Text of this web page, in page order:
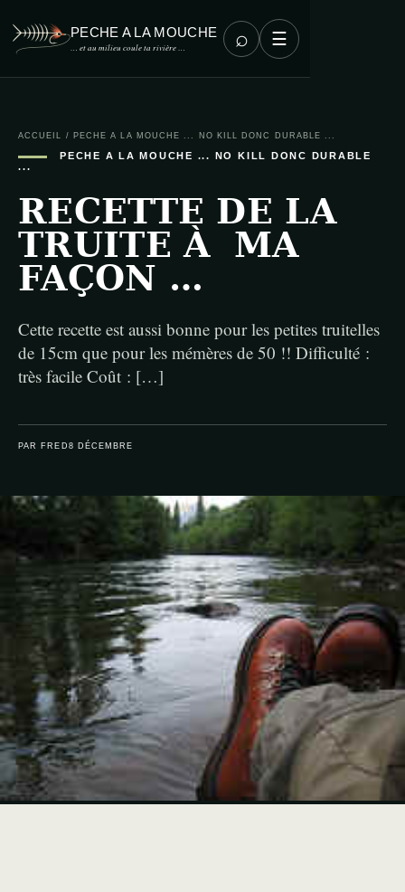
PECHE A LA MOUCHE
… et au milieu coule ta rivière … ⌕ ☰
ACCUEIL / PECHE A LA MOUCHE ... NO KILL DONC DURABLE ...
PECHE A LA MOUCHE ... NO KILL DONC DURABLE
...
RECETTE DE LA
TRUITE À MA
FAÇON …
Cette recette est aussi bonne pour les petites truitelles
de 15cm que pour les mémères de 50 !! Difficulté :
très facile Coût : […]
PAR FRED 8 DÉCEMBRE